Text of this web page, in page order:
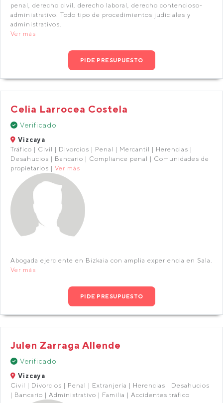
penal, derecho civil, derecho laboral, derecho contencioso-
administrativo. Todo tipo de procedimientos judiciales y
administrativos.
Ver más
PIDE PRESUPUESTO
Celia Larrocea Costela
Verificado
Vizcaya
Tráfico | Civil | Divorcios | Penal | Mercantil | Herencias |
Desahucios | Bancario | Compliance penal | Comunidades de
propietarios | Ver más
Abogada ejerciente en Bizkaia con amplia experiencia en Sala.
Ver más
PIDE PRESUPUESTO
Julen Zarraga Allende
Verificado
Vizcaya
Civil | Divorcios | Penal | Extranjería | Herencias | Desahucios
| Bancario | Administrativo | Familia | Accidentes tráfico